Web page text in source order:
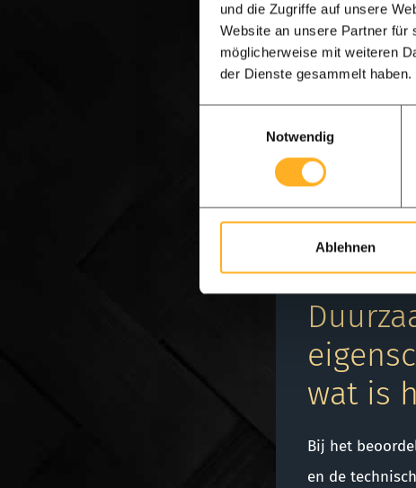
und die Zugriffe auf unsere
Website an unsere Partner für
möglicherweise mit weiteren
der Dienste gesammelt haben.
Notwendig
Ablehnen
het zich. Een rustig
LEVENSDUUR •
wat is
Bij het
en de